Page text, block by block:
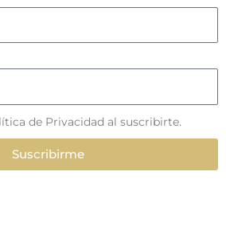
de Privacidad al suscribirte.
Suscribirme